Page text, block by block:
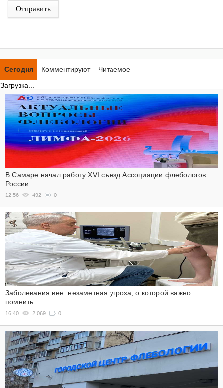
Отправить
Сегодня Комментируют
Читаемое
Загрузка...
В Самаре начал работу XVI съезд Ассоциации флебологов
России
12:56 492 0
Заболевания вен: незаметная угроза, о которой важно
помнить
16:40 2 069 0